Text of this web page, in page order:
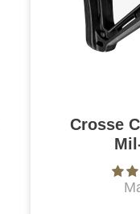
Crosse